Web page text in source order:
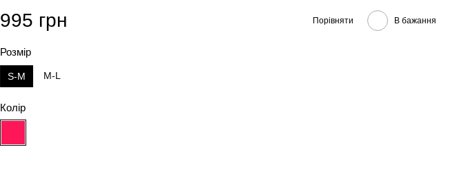
995 грн Порівняти В бажання
Розмір
S-M M-L
Колір